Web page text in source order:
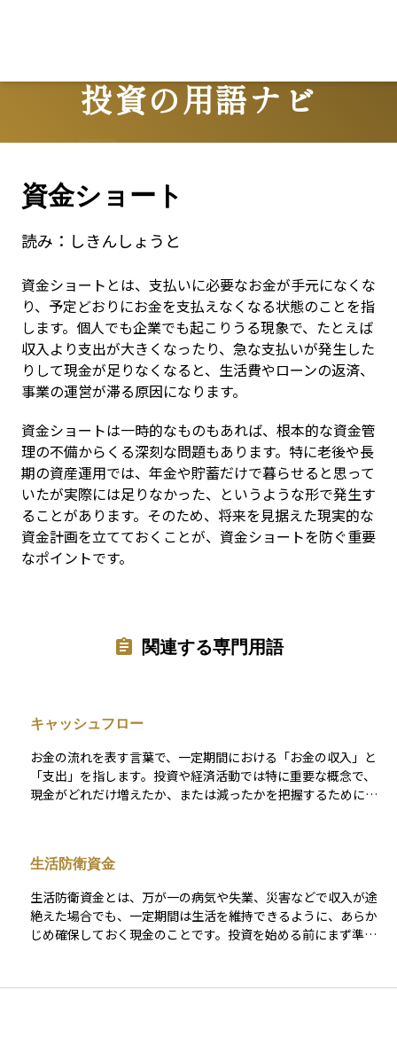
投資の用語ナビ
Terms
資金ショート
読み： しきんしょうと
資金ショートとは、支払いに必要なお金が手元になくな
り、予定どおりにお金を支払えなくなる状態のことを指
します。個人でも企業でも起こりうる現象で、たとえば
収入より支出が大きくなったり、急な支払いが発生した
りして現金が足りなくなると、生活費やローンの返済、
事業の運営が滞る原因になります。
資金ショートは一時的なものもあれば、根本的な資金管
理の不備からくる深刻な問題もあります。特に老後や長
期の資産運用では、年金や貯蓄だけで暮らせると思って
いたが実際には足りなかった、というような形で発生す
ることがあります。そのため、将来を見据えた現実的な
資金計画を立てておくことが、資金ショートを防ぐ重要
なポイントです。
関連する専門用語
キャッシュフロー
お金の流れを表す言葉で、一定期間における「お金の収入」と
「支出」を指します。投資や経済活動では特に重要な概念で、
現金がどれだけ増えたか、または減ったかを把握するために使
つ目は借入金や配当などの「財務キャッシュフロー」です。 キ
ャッシュフローがプラスであれば手元にお金が増えている状
態、マイナスであれば減っている状態を示します。これを理解
することで、資産の健全性や投資先の実態を見極めることがで
き、初心者でも資金管理や投資判断の基礎として役立てられま
生活防衛資金
生活防衛資金とは、万が一の病気や失業、災害などで収入が途
絶えた場合でも、一定期間は生活を維持できるように、あらか
じめ確保しておく現金のことです。投資を始める前にまず準備
に価格が変動する商品ではなく、すぐに引き出せる預金などで